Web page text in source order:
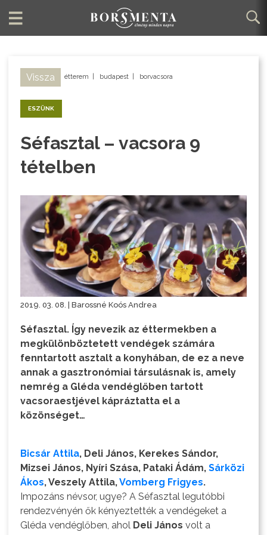
Vissza étterem budapest borvacsora
ESZÜNK
Séfasztal – vacsora 9
tételben
2019. 03. 08. | Barossné Koós Andrea
Séfasztal. Így nevezik az éttermekben a
megkülönböztetett vendégek számára
fenntartott asztalt a konyhában, de ez a neve
annak a gasztronómiai társulásnak is, amely
nemrég a Gléda vendéglőben tartott
vacsoraestjével kápráztatta el a
közönséget…
Bicsár Attila, Deli János, Kerekes Sándor,
Mizsei János, Nyíri Szása, Pataki Ádám,Sárközi
Ákos, Veszely Attila,Vomberg Frigyes.
Impozáns névsor, ugye? A Séfasztal legutóbbi
rendezvényén ők kényeztették a vendégeket a
Gléda vendéglőben, ahol Deli János volt a